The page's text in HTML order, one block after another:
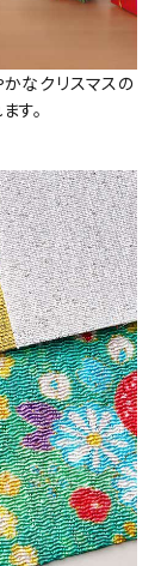
なクリスマスの
す。